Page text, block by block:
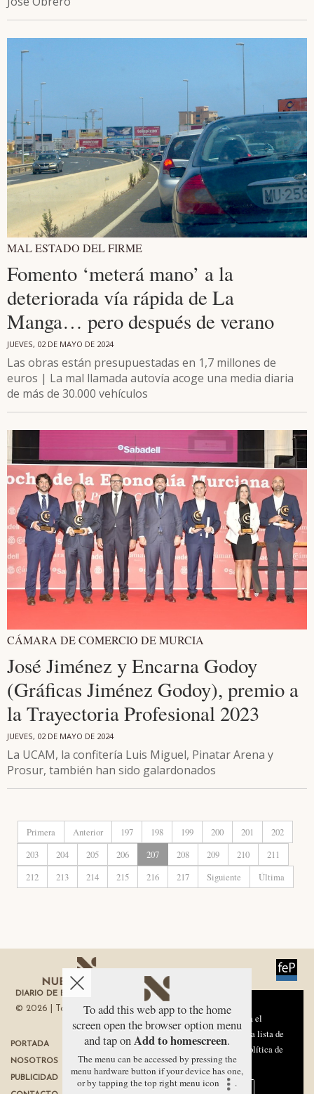
MAL ESTADO DEL FIRME
Fomento ‘meterá mano’ a la
deteriorada vía rápida de La
Manga… pero después de verano
JUEVES, 02 DE MAYO DE 2024
Las obras están presupuestadas en 1,7 millones de
euros | La mal llamada autovía acoge una media diaria
de más de 30.000 vehículos
CÁMARA DE COMERCIO DE MURCIA
José Jiménez y Encarna Godoy
(Gráficas Jiménez Godoy), premio a
la Trayectoria Profesional 2023
JUEVES, 02 DE MAYO DE 2024
La UCAM, la confitería Luis Miguel, Pinatar Arena y
Prosur, también han sido galardonados
Primera Anterior 197 198 199 200 201
202
203
204 205 206 207 208 209 210
211
212
213 214 215 216 217 Siguiente Última
DIARIO DE ECONOMÍA DE LA REGIÓN DE MURCIA
© 2026 | Todos los derechos reservados
PORTADA
NOSOTROS
PUBLICIDAD
TÉRMINOS DE USO
PROTECCIÓN DE DATOS
POLÍTICA DE COOKIES
To add this web app to the home
screen open the browser option menu
and tap onAdd to homescreen.
The menu can be accessed by pressing the
menu hardware button if your device has one,
or by tapping the top right menu icon
.
Aviso sobre el Uso de cookies:
Utilizamos cookies nuestras y de terceros para el
funcionamiento del digital. Puedes consultar la lista de
cookies y como desconectarlas.Ver nuestra Política de
Privacidad y Cookies
Aceptar Cookies
Personalizar